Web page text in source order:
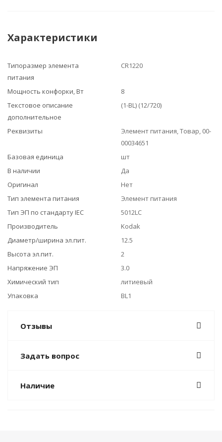
Характеристики
Типоразмер элемента
питания
CR1220
Мощность конфорки, Вт
8
Текстовое описание
дополнительное
(1-BL) (12/720)
Реквизиты
Элемент питания, Товар, 00-
00034651
Базовая единица
шт
В наличии
Да
Оригинал
Нет
Тип элемента питания
Элемент питания
Тип ЭП по стандарту IEC
5012LC
Производитель
Kodak
Диаметр/ширина эл.пит.
12.5
Высота эл.пит.
2
Напряжение ЭП
3.0
Химический тип
литиевый
Упаковка
BL1
Отзывы
Задать вопрос
Наличие